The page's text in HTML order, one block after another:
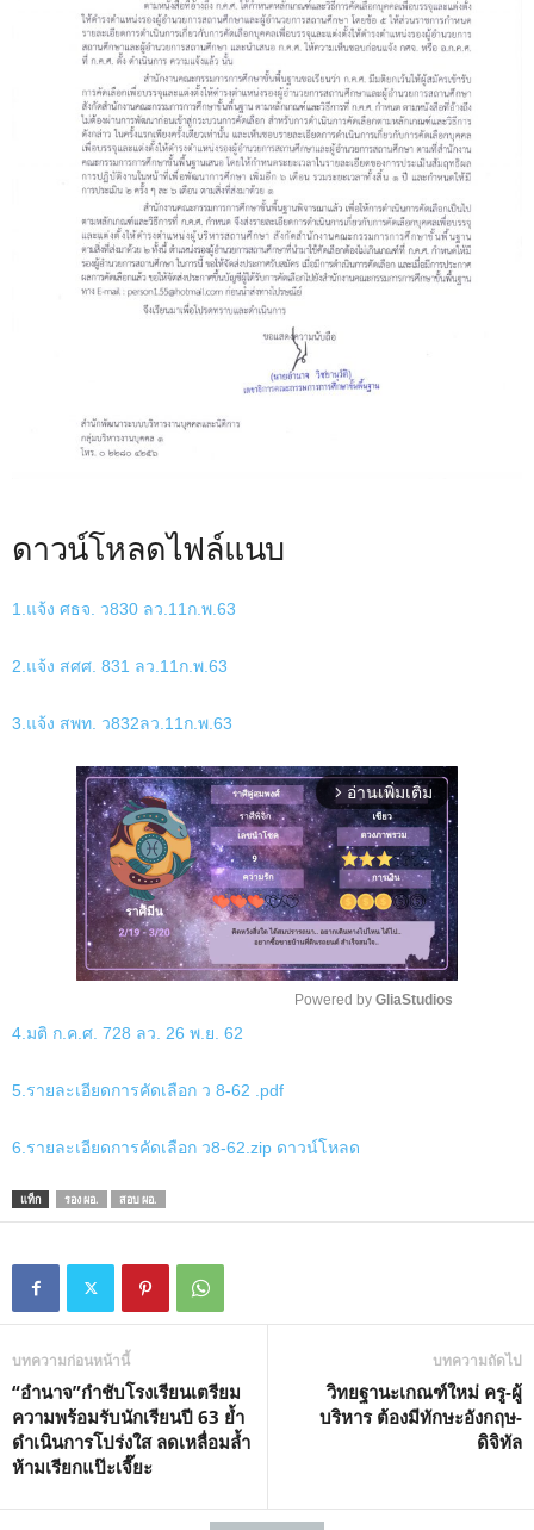
ดาวน์โหลดไฟล์แนบ
1.แจ้ง ศธจ. ว830 ลว.11ก.พ.63
2.แจ้ง สศศ. 831 ลว.11ก.พ.63
3.แจ้ง สพท. ว832ลว.11ก.พ.63
arrow_forward_ios อ่านเพิ่มเติม
Powered by GliaStudios
4.มติ ก.ค.ศ. 728 ลว. 26 พ.ย. 62
5.รายละเอียดการคัดเลือก ว 8-62 .pdf
6.รายละเอียดการคัดเลือก ว8-62.zip ดาวน์โหลด
แท็ก รอง ผอ. สอบ ผอ.
บทความก่อนหน้านี้
“อำนาจ”กำชับโรงเรียนเตรียม
ความพร้อมรับนักเรียนปี 63 ย้ำ
ดำเนินการโปร่งใส ลดเหลื่อมล้ำ
ห้ามเรียกแป๊ะเจี๊ยะ
บทความถัดไป
วิทยฐานะเกณฑ์ใหม่ ครู-ผู้
บริหาร ต้องมีทักษะอังกฤษ-
ดิจิทัล